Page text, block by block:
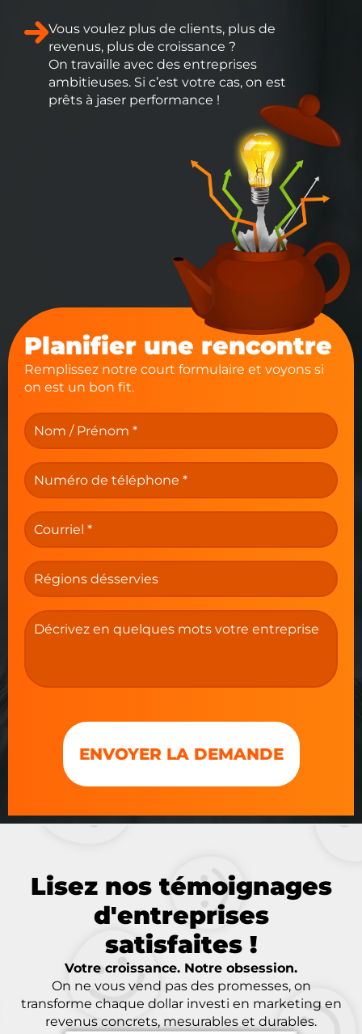
Vous voulez plus de clients, plus de
revenus, plus de croissance ?
On travaille avec des entreprises
ambitieuses. Si c’est votre cas, on est
prêts à jaser performance !
Planifier une rencontre
Remplissez notre court formulaire et voyons si
on est un bon fit.
Lisez nos témoignages
d'entreprises
satisfaites !
Votre croissance. Notre obsession.
On ne vous vend pas des promesses, on
transforme chaque dollar investi en marketing en
revenus concrets, mesurables et durables.